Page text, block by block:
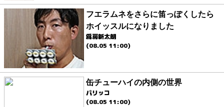
フエラムネをさらに笛っぽくしたら
ホイッスルになりました
爲房新太朗
(08.05 11:00)
缶チューハイの内側の世界
パリッコ
(08.05 11:00)